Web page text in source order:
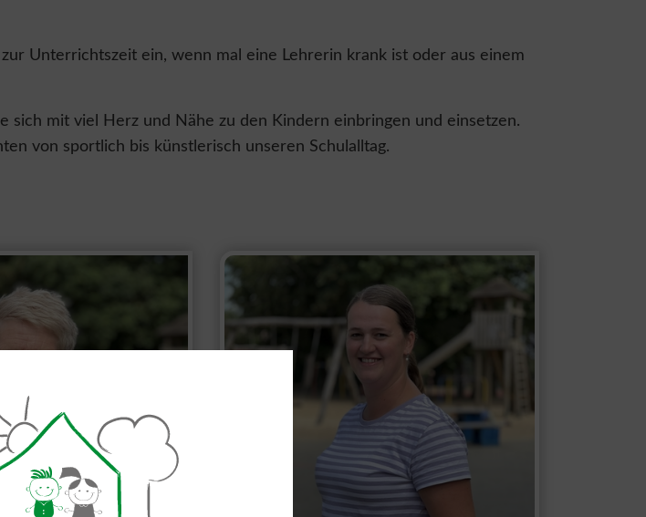
Unterrichtszeit ein, wenn mal eine Lehrerin krank ist oder aus einem
sich mit viel Herz und Nähe zu den Kindern einbringen und einsetzen.
von sportlich bis künstlerisch unseren Schulalltag.